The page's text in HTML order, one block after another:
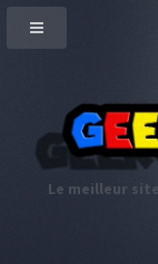
Le meilleur